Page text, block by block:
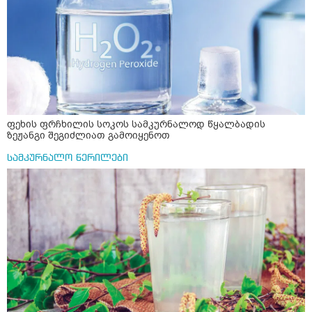
ფეხის ფრჩხილის სოკოს სამკურნალოდ წყალბადის
ზეჟანგი შეგიძლიათ გამოიყენოთ
სამკურნალო წერილები